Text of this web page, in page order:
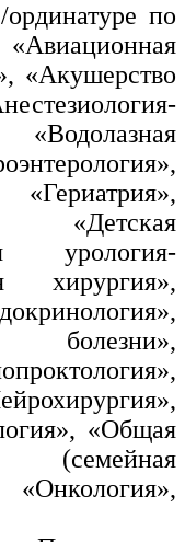
ординатуре по
«Авиационная
«Акушерство
«Детская
урология-
хирургия»,
«Общая
(семейная